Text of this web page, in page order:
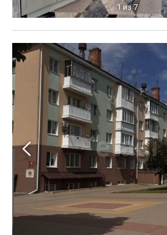
1 из 7